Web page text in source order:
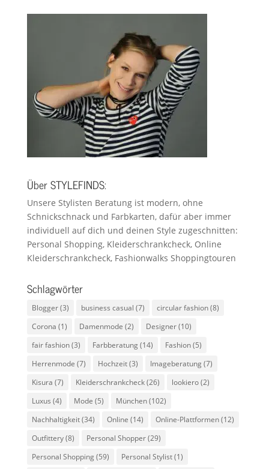
Über STYLEFINDS:
Unsere Stylisten Beratung ist modern, ohne
Schnickschnack und Farbkarten, dafür aber immer
individuell auf dich und deinen Style zugeschnitten:
Personal Shopping, Kleiderschrankcheck, Online
Kleiderschrankcheck, Fashionwalks Shoppingtouren
Schlagwörter
Blogger(3) business casual (7) circular fashion(8)
Corona (1) Damenmode (2) Designer(10)
fair fashion(3) Farbberatung(14) Fashion(5)
Herrenmode (7) Hochzeit(3) Imageberatung(7)
Kisura (7) Kleiderschrankcheck(26) lookiero(2)
Luxus (4) Mode (5) München(102)
Nachhaltigkeit(34) Online (14) Online-Plattformen(12)
Outfittery(8) Personal Shopper(29)
Personal Shopping(59) Personal Stylist(1)